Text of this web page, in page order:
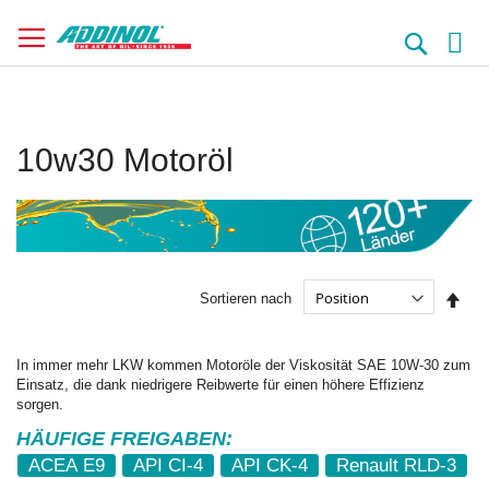
zum
Inhalt
Suche
10w30 Motoröl
In immer mehr LKW kommen Motoröle der Viskosität SAE 10W-30 zum
Einsatz, die dank niedrigere Reibwerte für einen höhere Effizienz
sorgen.
HÄUFIGE FREIGABEN:
ACEA E9 API CI-4 API CK-4
Renault RLD-3
Sortieren nach